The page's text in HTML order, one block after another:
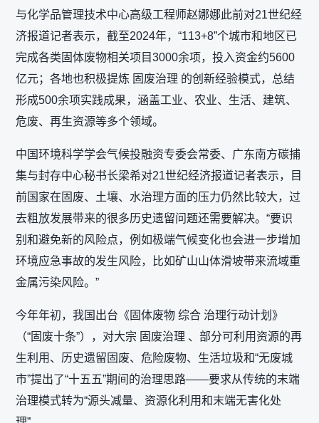
与化学品管理技术中心高级工程师赵娜娜此前对21世纪经
济报道记者表示，截至2024年，“113+8”个城市和地区已
完成各类固体废物相关项目3000余项，投入资金约5600
亿元；各地也积极提炼 固废治理 的创新经验模式，总结
形成500余项实践成果，涵盖工业、农业、生活、建筑、
危废、再生资源等多个领域。
中国环境科学学会气候投融资专委会常委、广东南方碳捕
集与封存中心秘书长梁希对21世纪经济报道记者表示，目
前国家在固废、土壤、水治理方面的压力仍然比较大，过
去粗放发展带来的很多历史遗留问题还需要解决。“要识
别和避免新的风险点，例如极端气候变化也会进一步增加
环境应急事故的发生风险，比如矿山山体滑坡带来流域重
金属污染风险。”
今年年初，我国出台《固体废物 综合 治理行动计划》
（“固废十条”），对大宗 固废治理 、部分可利用资源的再
生利用、历史遗留固废、危险废物、生活垃圾和“无废城
市”提出了“十五五”期间的治理思路——要求从传统的末端
治理模式转为“源头减量、资源化利用和末端无害化处